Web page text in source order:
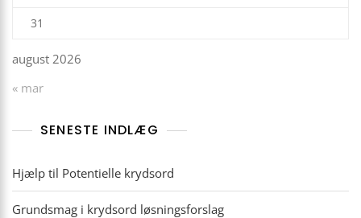
august 2026
31
« mar
SENESTE INDLÆG
Hjælp til Potentielle krydsord
Grundsmag i krydsord løsningsforslag